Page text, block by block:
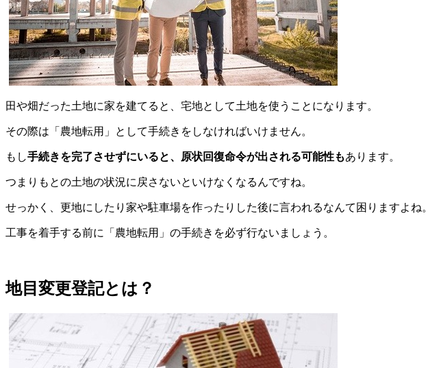
田や畑だった土地に家を建てると、宅地として土地を使うことになります。
その際は「農地転用」として手続きをしなければいけません。
もし手続きを完了させずにいると、原状回復命令が出される可能性もあります。
つまりもとの土地の状況に戻さないといけなくなるんですね。
せっかく、更地にしたり家や駐車場を作ったりした後に言われるなんて困りますよね。
工事を着手する前に「農地転用」の手続きを必ず行ないましょう。
地目変更登記とは？